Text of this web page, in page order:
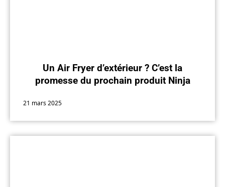
Un Air Fryer d’extérieur ? C’est la
promesse du prochain produit Ninja
21 mars 2025